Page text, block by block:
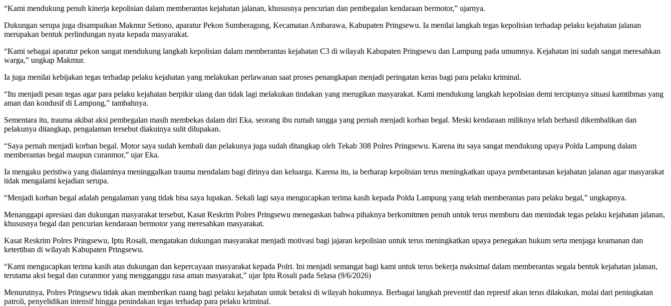
“Kami mendukung penuh kinerja kepolisian dalam memberantas kejahatan jalanan, khususnya pencurian dan pembegalan kendaraan bermotor,” ujarnya.
Dukungan serupa juga disampaikan Makmur Setiono, aparatur Pekon Sumberagung, Kecamatan Ambarawa, Kabupaten Pringsewu. Ia menilai langkah tegas kepolisian terhadap pelaku kejahatan jalanan
merupakan bentuk perlindungan nyata kepada masyarakat.
“Kami sebagai aparatur pekon sangat mendukung langkah kepolisian dalam memberantas kejahatan C3 di wilayah Kabupaten Pringsewu dan Lampung pada umumnya. Kejahatan ini sudah sangat meresahkan
warga,” ungkap Makmur.
Ia juga menilai kebijakan tegas terhadap pelaku kejahatan yang melakukan perlawanan saat proses penangkapan menjadi peringatan keras bagi para pelaku kriminal.
“Itu menjadi pesan tegas agar para pelaku kejahatan berpikir ulang dan tidak lagi melakukan tindakan yang merugikan masyarakat. Kami mendukung langkah kepolisian demi terciptanya situasi kamtibmas yang
aman dan kondusif di Lampung,” tambahnya.
Sementara itu, trauma akibat aksi pembegalan masih membekas dalam diri Eka, seorang ibu rumah tangga yang pernah menjadi korban begal. Meski kendaraan miliknya telah berhasil dikembalikan dan
pelakunya ditangkap, pengalaman tersebut diakuinya sulit dilupakan.
“Saya pernah menjadi korban begal. Motor saya sudah kembali dan pelakunya juga sudah ditangkap oleh Tekab 308 Polres Pringsewu. Karena itu saya sangat mendukung upaya Polda Lampung dalam
memberantas begal maupun curanmor,” ujar Eka.
Ia mengaku peristiwa yang dialaminya meninggalkan trauma mendalam bagi dirinya dan keluarga. Karena itu, ia berharap kepolisian terus meningkatkan upaya pemberantasan kejahatan jalanan agar masyarakat
tidak mengalami kejadian serupa.
“Menjadi korban begal adalah pengalaman yang tidak bisa saya lupakan. Sekali lagi saya mengucapkan terima kasih kepada Polda Lampung yang telah memberantas para pelaku begal,” ungkapnya.
Menanggapi apresiasi dan dukungan masyarakat tersebut, Kasat Reskrim Polres Pringsewu menegaskan bahwa pihaknya berkomitmen penuh untuk terus memburu dan menindak tegas pelaku kejahatan jalanan,
khususnya begal dan pencurian kendaraan bermotor yang meresahkan masyarakat.
Kasat Reskrim Polres Pringsewu, Iptu Rosali, mengatakan dukungan masyarakat menjadi motivasi bagi jajaran kepolisian untuk terus meningkatkan upaya penegakan hukum serta menjaga keamanan dan
ketertiban di wilayah Kabupaten Pringsewu.
“Kami mengucapkan terima kasih atas dukungan dan kepercayaan masyarakat kepada Polri. Ini menjadi semangat bagi kami untuk terus bekerja maksimal dalam memberantas segala bentuk kejahatan jalanan,
terutama aksi begal dan curanmor yang mengganggu rasa aman masyarakat,” ujar Iptu Rosali pada Selasa (9/6/2026)
Menurutnya, Polres Pringsewu tidak akan memberikan ruang bagi pelaku kejahatan untuk beraksi di wilayah hukumnya. Berbagai langkah preventif dan represif akan terus dilakukan, mulai dari peningkatan
patroli, penyelidikan intensif hingga penindakan tegas terhadap para pelaku kriminal.